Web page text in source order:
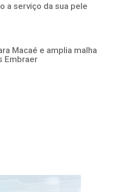
a serviço da sua pele
Macaé e amplia malha
Embraer